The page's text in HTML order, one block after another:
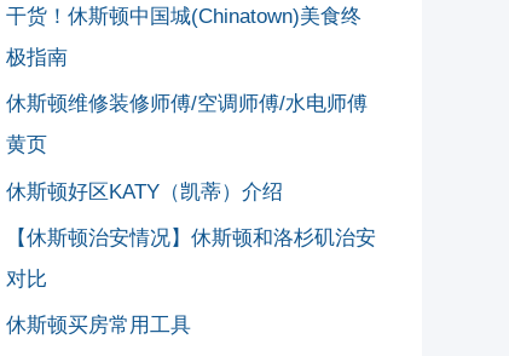
干货！休斯顿中国城(Chinatown)美食终
极指南
休斯顿维修装修师傅/空调师傅/水电师傅
黄页
休斯顿好区KATY（凯蒂）介绍
【休斯顿治安情况】休斯顿和洛杉矶治安
对比
休斯顿买房常用工具